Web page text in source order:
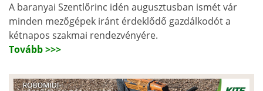
A baranyai Szentlőrinc idén augusztusban ismét vár
minden mezőgépek iránt érdeklődő gazdálkodót a
kétnapos szakmai rendezvényére.
Tovább >>>